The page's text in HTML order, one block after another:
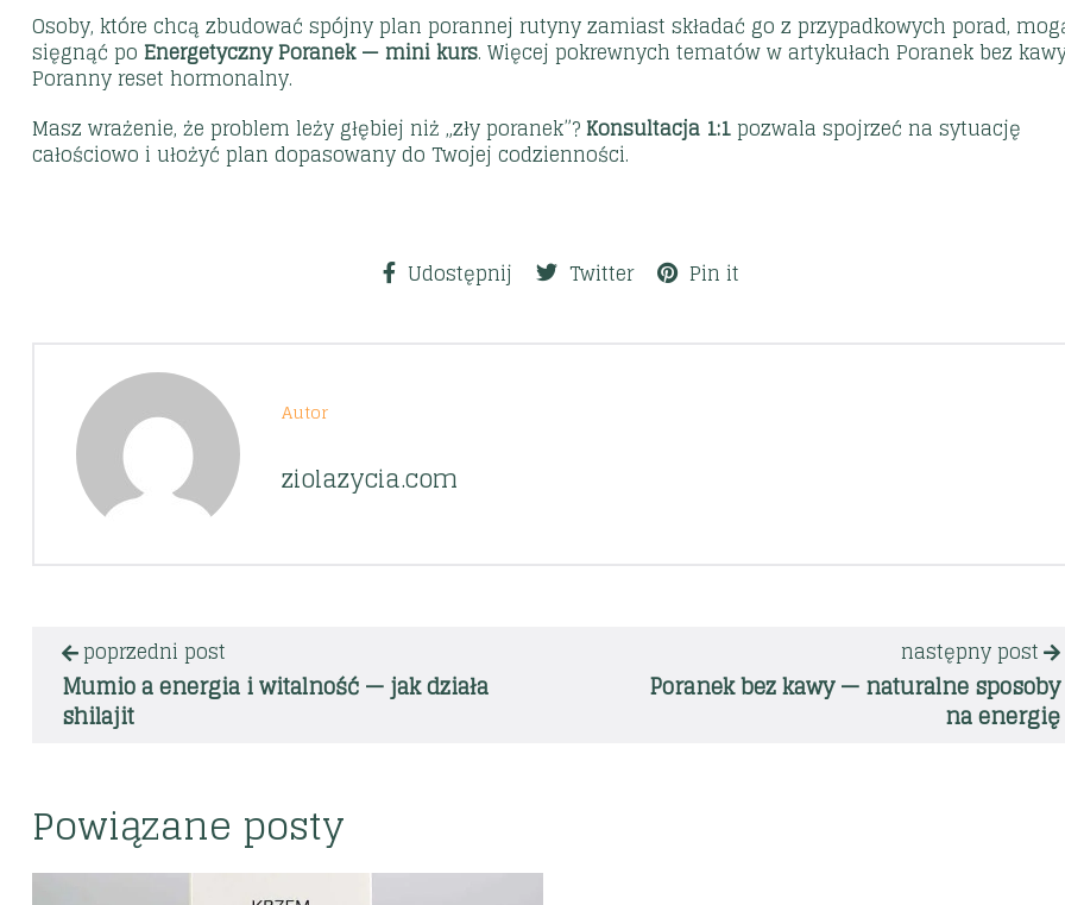
Osoby, które chcą zbudować spójny plan porannej rutyny zamiast składać go z przypadkowych porad,
sięgnąć po Energetyczny Poranek — mini kurs. Więcej pokrewnych tematów w artykułach Poranek bez
Poranny reset hormonalny.
Masz wrażenie, że problem leży głębiej niż „zły poranek”? Konsultacja 1:1pozwala spojrzeć na sytuację
całościowo i ułożyć plan dopasowany do Twojej codzienności.
Udostępnij Twitter Pin it
Autor
ziolazycia.com
poprzedni post
Mumio a energia i witalność — jak działa
shilajit
następny post
Poranek bez kawy — naturalne sposoby
na energię
Powiązane posty